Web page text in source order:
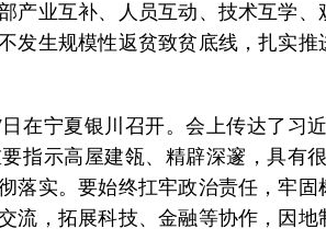
产业互补、人员互动、技术互学
发生规模性返贫致贫底线，扎实
宁夏银川召开。会上传达了习
指示高屋建瓴、精辟深邃，具有
落实。要始终扛牢政治责任，牢
流，拓展科技、金融等协作，因